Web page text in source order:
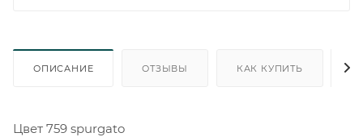
ОПИСАНИЕ ОТЗЫВЫ КАК КУПИТЬ
Цвет 759 spurgato